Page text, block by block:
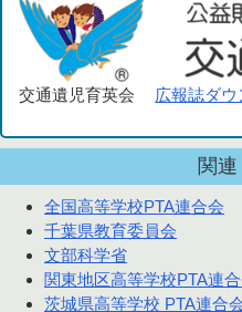
交通遺児育英会 広報誌ダ
関
全国高等学校PTA連合会
千葉県教育委員会
文部科学省
関東地区高等学校PTA連
茨城県高等学校 PTA連合